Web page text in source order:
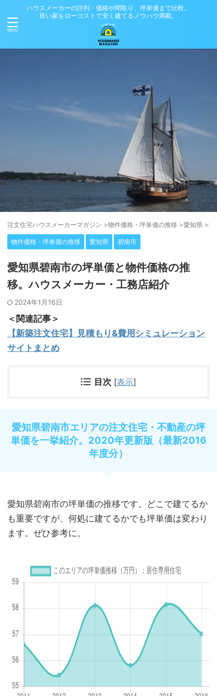
ハウスメーカーの評判・価格や間取り、坪単価まで比較。
良い家をローコストで安く建てるノウハウ満載。
注⽂住宅ハウスメーカーマガジン >物件価格・坪単価の推移 >愛知県 >碧
物件価格・坪単価の推移 愛知県 碧南市
愛知県碧南市の坪単価と物件価格の推
移。ハウスメーカー・工務店紹介
2024年1月16日
＜関連記事＞
【新築注文住宅】見積もり&費用シミュレーション
サイトまとめ
目次 [表示]
愛知県碧南市エリアの注文住宅・不動産の坪
単価を一挙紹介。2020年更新版（最新2016
年度分）
愛知県碧南市の坪単価の推移です。どこで建てるか
も重要ですが、何処に建てるかでも坪単価は変わり
ます。ぜひ参考に。